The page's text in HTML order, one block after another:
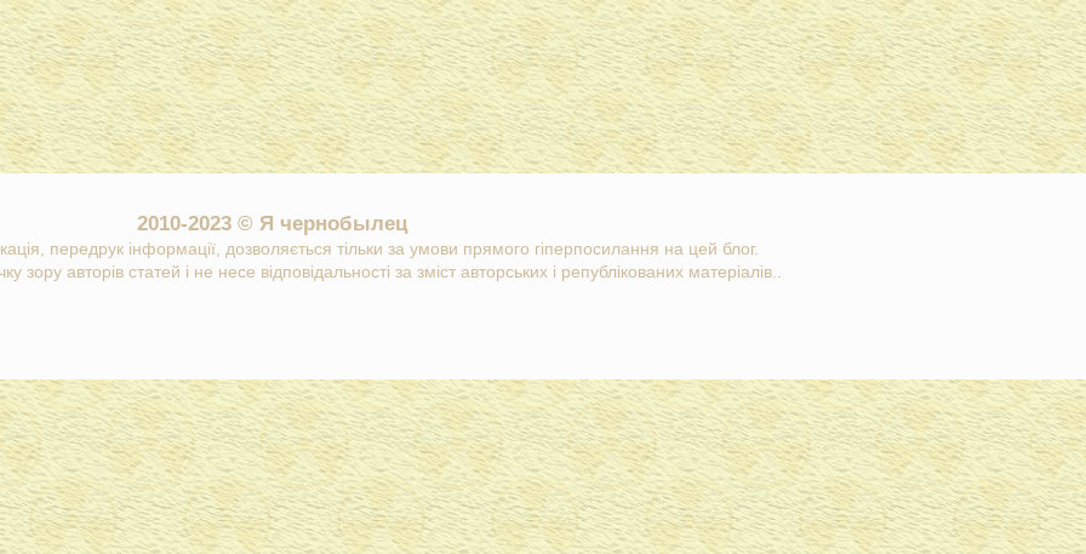
2010-2023 © Я чернобылец
передрук інформації, дозволяється тільки за умови прямого гіперпосилання на цей блог.
зору авторів статей і не несе відповідальності за зміст авторських і републікованих матеріалів..